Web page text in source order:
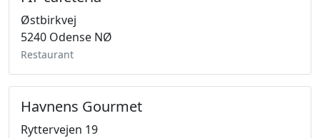
Østbirkvej
5240 Odense NØ
Restaurant
Havnens Gourmet
Ryttervejen 19